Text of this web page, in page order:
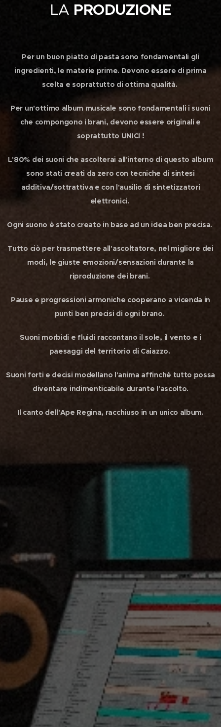
LA PRODUZIONE
Per un buon piatto di pasta sono fondamentali gli
ingredienti, le materie prime. Devono essere di prima
scelta e soprattutto di ottima qualità.
Per un'ottimo album musicale sono fondamentali i suoni
che compongono i brani, devono essere originali e
soprattutto UNICI !
L'80% dei suoni che ascolterai all'interno di questo album
sono stati creati da zero con tecniche di sintesi
additiva/sottrattiva e con l'ausilio di sintetizzatori
elettronici.
Ogni suono è stato creato in base ad un idea ben precisa.
Tutto ciò per trasmettere all'ascoltatore, nel migliore dei
modi, le giuste emozioni/sensazioni durante la
riproduzione dei brani.
Pause e progressioni armoniche cooperano a vicenda in
punti ben precisi di ogni brano.
Suoni morbidi e fluidi raccontano il sole, il vento e i
paesaggi del territorio di Caiazzo.
Suoni forti e decisi modellano l'anima affinché tutto possa
diventare indimenticabile durante l'ascolto.
Il canto dell'Ape Regina, racchiuso in un unico album.